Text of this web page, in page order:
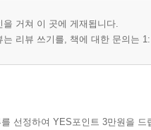
을 거쳐 이 곳에 게재됩니다.
는 리뷰 쓰기를, 책에 대한 문의는
선정하여 YES포인트 3만원을 드